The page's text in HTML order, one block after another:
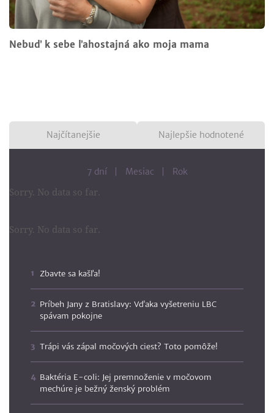
Nebuď k sebe ľahostajná ako moja mama
Najčítanejšie Najlepšie hodnotené
7 dní Mesiac Rok
Sorry. No data so far.
Sorry. No data so far.
Zbavte sa kašľa!
Príbeh Jany z Bratislavy: Vďaka vyšetreniu LBC
spávam pokojne
Trápi vás zápal močových ciest? Toto pomôže!
Baktéria E-coli: Jej premnoženie v močovom
mechúre je bežný ženský problém